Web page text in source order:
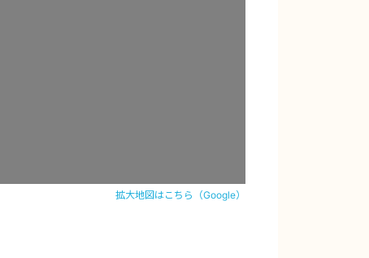
拡大地図はこちら（Google）